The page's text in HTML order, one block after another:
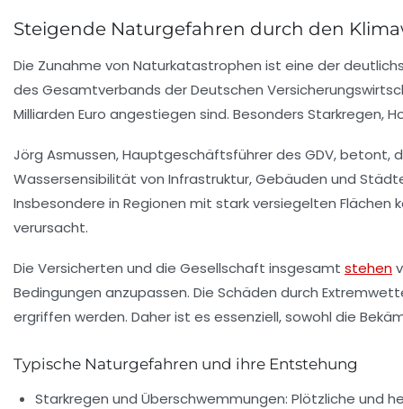
Steigende Naturgefahren durch den
Die Zunahme von Naturkatastrophen ist eine der
des Gesamtverbands der Deutschen
Milliarden Euro angestiegen sind. Besonders Starkregen,
Jörg Asmussen, Hauptgeschäftsführer des GDV, betont,
Wassersensibilität von Infrastruktur, Gebäuden und
Insbesondere in Regionen mit stark versiegelten
verursacht.
Die Versicherten und die Gesellschaft insgesamt stehen
Bedingungen anzupassen. Die Schäden durch
ergriffen werden. Daher ist es essenziell, sowohl die
Typische Naturgefahren und ihre Entstehung
Starkregen und Überschwemmungen: Plötzliche und